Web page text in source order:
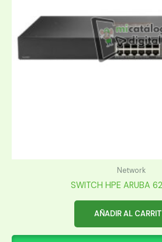
Network
SWITCH HPE ARUBA
AÑADIR AL